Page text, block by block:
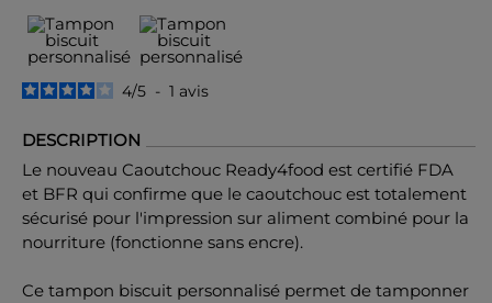
4/5 - 1 avis
DESCRIPTION
Le nouveau Caoutchouc Ready4food est certifié FDA
et BFR qui confirme que le caoutchouc est totalement
sécurisé pour l'impression sur aliment combiné pour la
nourriture (fonctionne sans encre).
Ce tampon biscuit personnalisé permet de tamponner